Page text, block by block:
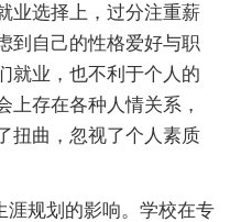
业选择上，过分注重薪
到自己的性格爱好与职
就业，也不利于个人的
上存在各种人情关系，
扭曲，忽视了个人素质
规划的影响。学校在专